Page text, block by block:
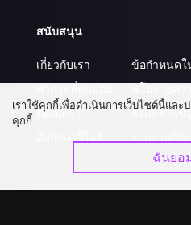
สนับสนุน
เกี่ยวกับเรา
ติดต่อเรา
ข้อกำหนดใ
ส่งผลงานข
เราใช้คุกกี้เพื่อดำเนินการเว็บไซต์นี้และ
คุกกี้
ฉันยอ